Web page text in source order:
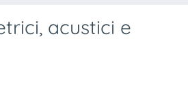
acustici e